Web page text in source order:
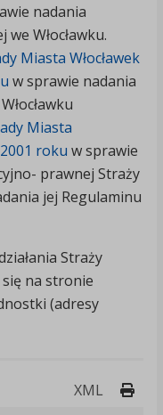
nadania
Włocławku.
Miasta Włocławek
w sprawie nadania
Miasta
roku w sprawie
prawnej Straży
jej Regulaminu
Straży
się na stronie
(adresy
XML